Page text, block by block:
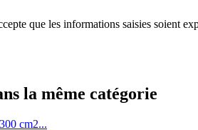
que les informations saisies soient
la même catégorie